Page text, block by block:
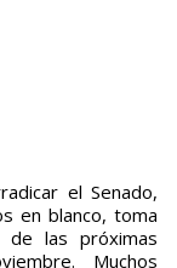
en blanco, toma
las próximas
Muchos